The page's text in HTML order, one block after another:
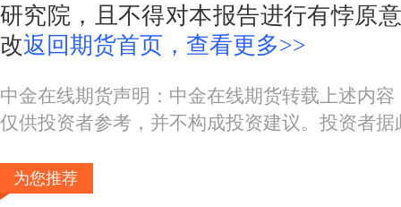
研究院，且不得对本报告进行有悖原
改返回期货首页，查看更多>>
中金在线期货声明：中金在线期货转载上述内
仅供投资者参考，并不构成投资建议。投资者
为您推荐